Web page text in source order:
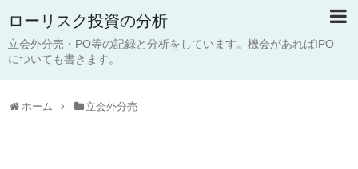
ローリスク投資の分析
立会外分売・PO等の記録と分析をしています。機会があればIPO
についても書きます。
ホーム 立会外分売